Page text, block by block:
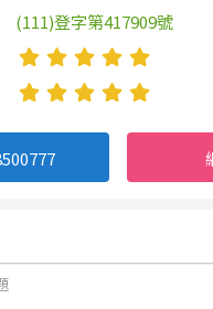
(111)登字第417909號